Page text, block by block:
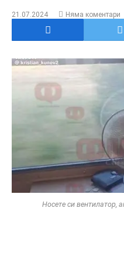
21.07.2024 Няма коментари
Носете си вентилатор,